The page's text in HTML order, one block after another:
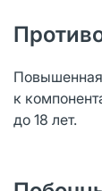
Повышенная
к
до 18 лет.